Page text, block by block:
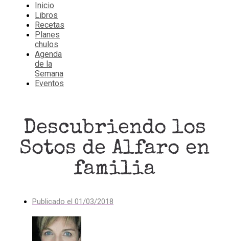
Inicio
Libros
Recetas
Planes
chulos
Agenda
de la
Semana
Eventos
Descubriendo los
Sotos de Alfaro en
familia
Publicado el 01/03/2018